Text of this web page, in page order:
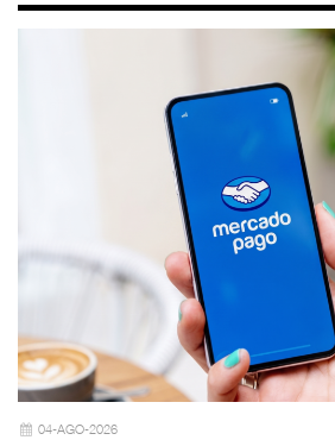
04-AGO-2026